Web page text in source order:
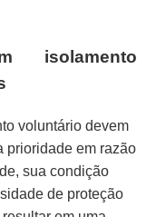
isolamento
voluntário devem
prioridade em razão
sua condição
de proteção